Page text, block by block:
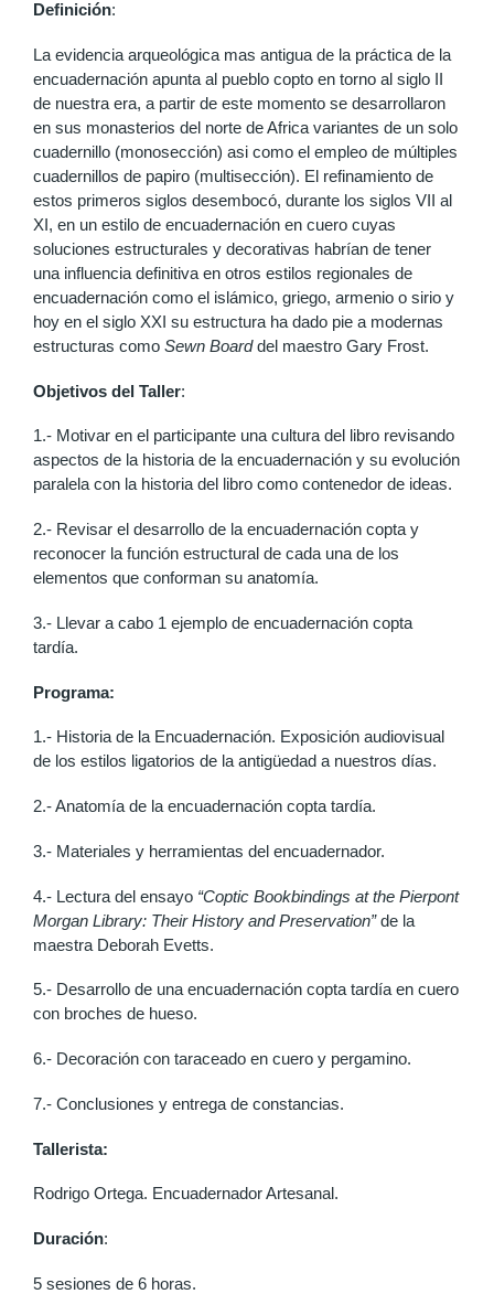
Definición:
La evidencia arqueológica mas antigua de la práctica de la
encuadernación apunta al pueblo copto en torno al siglo II
de nuestra era, a partir de este momento se desarrollaron
en sus monasterios del norte de Africa variantes de un solo
cuadernillo (monosección) asi como el empleo de múltiples
cuadernillos de papiro (multisección). El refinamiento de
estos primeros siglos desembocó, durante los siglos VII al
XI, en un estilo de encuadernación en cuero cuyas
soluciones estructurales y decorativas habrían de tener
una influencia definitiva en otros estilos regionales de
encuadernación como el islámico, griego, armenio o sirio y
hoy en el siglo XXI su estructura ha dado pie a modernas
estructuras como Sewn Boarddel maestro Gary Frost.
Objetivos del Taller:
1.- Motivar en el participante una cultura del libro revisando
aspectos de la historia de la encuadernación y su evolución
paralela con la historia del libro como contenedor de ideas.
2.- Revisar el desarrollo de la encuadernación copta y
reconocer la función estructural de cada una de los
elementos que conforman su anatomía.
3.- Llevar a cabo 1 ejemplo de encuadernación copta
tardía.
Programa:
1.- Historia de la Encuadernación. Exposición audiovisual
de los estilos ligatorios de la antigüedad a nuestros días.
2.- Anatomía de la encuadernación copta tardía.
3.- Materiales y herramientas del encuadernador.
4.- Lectura del ensayo “Coptic Bookbindings at the Pierpont
Morgan Library: Their History and Preservation”de la
maestra Deborah Evetts.
5.- Desarrollo de una encuadernación copta tardía en cuero
con broches de hueso.
6.- Decoración con taraceado en cuero y pergamino.
7.- Conclusiones y entrega de constancias.
Tallerista:
Rodrigo Ortega. Encuadernador Artesanal.
Duración:
5 sesiones de 6 horas.